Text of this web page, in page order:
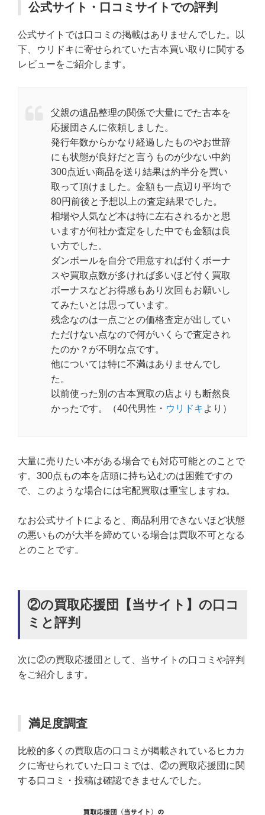
公式サイト・口コミサイトでの評判
公式サイトでは口コミの掲載はありませんでした。以
下、ウリドキに寄せられていた古本買い取りに関する
レビューをご紹介します。
父親の遺品整理の関係で大量にでた古本を
応援団さんに依頼しました。
発行年数からかなり経過したものやお世辞
にも状態が良好だと言うものが少ない中約
300点近い商品を送り結果は約半分を買い
取って頂けました。金額も一点辺り平均で
80円前後と予想以上の査定結果でした。
相場や人気など本は特に左右されるかと思
いますが何社か査定をした中でも金額は良
い方でした。
ダンボールを自分で用意すれば付くボーナ
スや買取点数が多ければ多いほど付く買取
ボーナスなどお得感もあり次回もお願いし
てみたいとは思っています。
残念なのは一点ごとの価格査定が出してい
ただけない点なので何がいくらで査定され
たのか？が不明な点です。
他については特に不満はありませんでし
た。
以前使った別の古本買取の店よりも断然良
かったです。（40代男性・ ウリドキ より）
大量に売りたい本がある場合でも対応可能とのことで
す。300点もの本を店頭に持ち込むのは困難ですの
で、このような場合には宅配買取は重宝しますね。
なお公式サイトによると、商品利用できないほど状態
の悪いものが大半を締めている場合は買取不可となる
とのことです。
②の買取応援団【当サイト】の口コ
ミと評判
次に②の買取応援団として、当サイトの口コミや評判
をご紹介します。
満足度調査
比較的多くの買取店の口コミが掲載されているヒカカ
クに寄せられていた口コミでは、②の買取応援団に関
する口コミ・投稿は確認できませんでした。